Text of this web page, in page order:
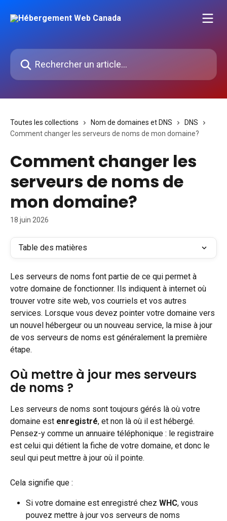
Rechercher un article...
Toutes les collections Nom de domaines et DNS
DNS
Comment changer les serveurs de noms de mon domaine?
Comment changer les
serveurs de noms de
mon domaine?
18 juin 2026
Table des matières
Les serveurs de noms font partie de ce qui permet à
votre domaine de fonctionner. Ils indiquent à internet où
trouver votre site web, vos courriels et vos autres
services. Lorsque vous devez pointer votre domaine vers
un nouvel hébergeur ou un nouveau service, la mise à jour
de vos serveurs de noms est généralement la première
étape.
Où mettre à jour mes serveurs
de noms ?
Les serveurs de noms sont toujours gérés là où votre
domaine est enregistré, et non là où il est hébergé.
Pensez-y comme un annuaire téléphonique : le registraire
est celui qui détient la fiche de votre domaine, et donc le
seul qui peut mettre à jour où il pointe.
Cela signifie que :
Si votre domaine est enregistré chez WHC, vous
pouvez mettre à jour vos serveurs de noms